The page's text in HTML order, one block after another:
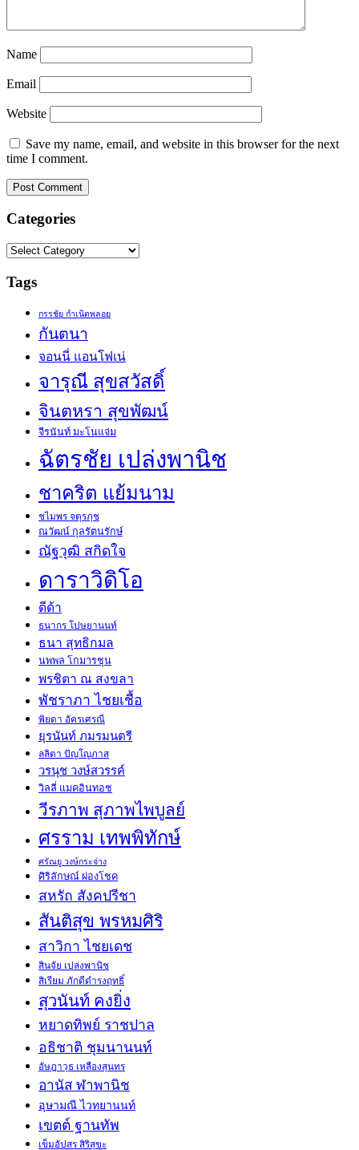
Name
Email
Website
Save my name, email, and website in this browser for the next
time I comment.
Categories
Categories
Tags
กรรชัย กำเนิดพลอย
กันตนา
จอนนี่ แอนโฟเน่
จารุณี สุขสวัสดิ์
จินตหรา สุขพัฒน์
จีรนันท์ มะโนแจ่ม
ฉัตรชัย เปล่งพานิช
ชาคริต แย้มนาม
ชไมพร จตุรภุช
ณวัฒน์ กุลรัตนรักษ์
ณัฐวุฒิ สกิดใจ
ดาราวิดิโอ
ดีด้า
ธนากร โปษยานนท์
ธนา สุทธิกมล
นพพล โกมารชุน
พรชิตา ณ สงขลา
พัชราภา ไชยเชื้อ
พิยดา อัครเศรณี
ยุรนันท์ ภมรมนตรี
ลลิตา ปัญโญภาส
วรนุช วงษ์สวรรค์
วิลลี่ แมคอินทอช
วีรภาพ สุภาพไพบูลย์
ศรราม เทพพิทักษ์
ศรัณยู วงษ์กระจ่าง
ศิริลักษณ์ ผ่องโชค
สหรัถ สังคปรีชา
สันติสุข พรหมศิริ
สาวิกา ไชยเดช
สินจัย เปล่งพานิช
สิเรียม ภักดีดำรงฤทธิ์
สุวนันท์ คงยิ่ง
หยาดทิพย์ ราชปาล
อธิชาติ ชุมนานนท์
อัษฎาวุธ เหลืองสุนทร
อานัส ฬาพานิช
อุษามณี ไวทยานนท์
เขตต์ ฐานทัพ
เข็มอัปสร สิริสุขะ